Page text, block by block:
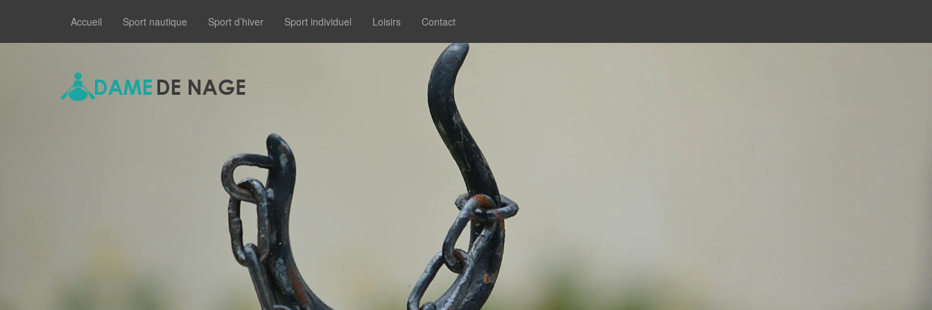
Accueil Sport nautique Sport d’hiver Sport individuel Loisirs Contact